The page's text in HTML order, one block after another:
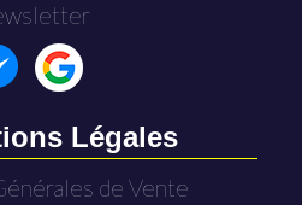
Légales
de Vente